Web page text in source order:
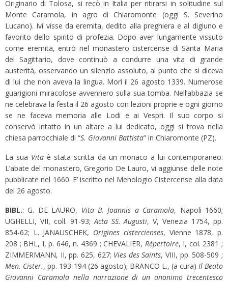
Originario di Tolosa, si recò in Italia per ritirarsi in solitudine sul
Monte Caramola, in agro di Chiaromonte (oggi S. Severino
Lucano). Ivi visse da eremita, dedito alla preghiera e al digiuno e
favorito dello spirito di profezia. Dopo aver lungamente vissuto
come eremita, entrò nel monastero cistercense di Santa Maria
del Sagittario, dove continuò a condurre una vita di grande
austerità, osservando un silenzio assoluto, al punto che si diceva
di lui che non aveva la lingua. Morì il 26 agosto 1339. Numerose
guarigioni miracolose avvennero sulla sua tomba. Nell’abbazia se
ne celebrava la festa il 26 agosto con lezioni proprie e ogni giorno
se ne faceva memoria alle Lodi e ai Vespri. Il suo corpo si
conservò intatto in un altare a lui dedicato, oggi si trova nella
chiesa parrocchiale di “S. Giovanni Battista” in Chiaromonte (PZ).
La sua Vita è stata scritta da un monaco a lui contemporaneo.
L’abate del monastero, Gregorio De Lauro, vi aggiunse delle note
pubblicate nel 1660. E’ iscritto nel Menologio Cistercense alla data
del 26 agosto.
BIBL.: G. DE LAURO, Vita B. Joannis a Caramola, Napoli 1660;
UGHELLI, VII, coll. 91-93;Acta SS. Augusti, V, Venezia 1754, pp.
854-62; L. JANAUSCHEK, Origines cistercienses, Vienne 1878, p.
208 ; BHL, I, p. 646, n. 4369 ; CHEVALIER, Répertoire, I, col. 2381 ;
ZIMMERMANN, II, pp. 625, 627; Vies des Saints, VIII, pp. 508-509 ;
Men. Cister., pp. 193-194 (26 agosto); BRANCO L., (a cura) Il Beato
Giovanni Caramola nella narrazione di un anonimo trecentesco